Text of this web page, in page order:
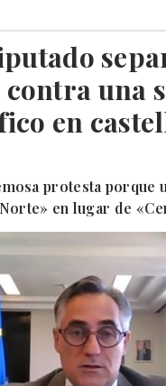
una
en
protesta porque
en lugar de